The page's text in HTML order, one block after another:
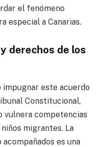
el fenómeno
especial a Canarias.
derechos de los
impugnar este acuerdo
Constitucional,
vulnera competencias
migrantes. La
es una